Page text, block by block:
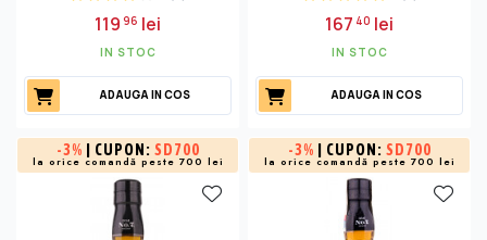
11996 lei
IN STOC
ADAUGA IN COS
167 40 lei
IN STOC
ADAUGA IN COS
-3% | CUPON: SD700
la orice comandă peste 700 lei
-3% | CUPON: SD700
la orice comandă peste 700 lei